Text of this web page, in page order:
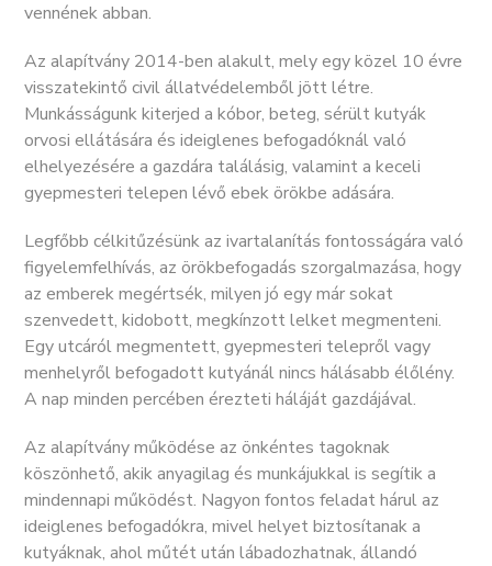
vennének abban.
Az alapítvány 2014-ben alakult, mely egy közel 10 évre
visszatekintő civil állatvédelemből jött létre.
Munkásságunk kiterjed a kóbor, beteg, sérült kutyák
orvosi ellátására és ideiglenes befogadóknál való
elhelyezésére a gazdára találásig, valamint a keceli
gyepmesteri telepen lévő ebek örökbe adására.
Legfőbb célkitűzésünk az ivartalanítás fontosságára való
figyelemfelhívás, az örökbefogadás szorgalmazása, hogy
az emberek megértsék, milyen jó egy már sokat
szenvedett, kidobott, megkínzott lelket megmenteni.
Egy utcáról megmentett, gyepmesteri telepről vagy
menhelyről befogadott kutyánál nincs hálásabb élőlény.
A nap minden percében érezteti háláját gazdájával.
Az alapítvány működése az önkéntes tagoknak
köszönhető, akik anyagilag és munkájukkal is segítik a
mindennapi működést. Nagyon fontos feladat hárul az
ideiglenes befogadókra, mivel helyet biztosítanak a
kutyáknak, ahol műtét után lábadozhatnak, állandó